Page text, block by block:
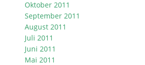
Oktober 2011
September 2011
August 2011
Juli 2011
Juni 2011
Mai 2011